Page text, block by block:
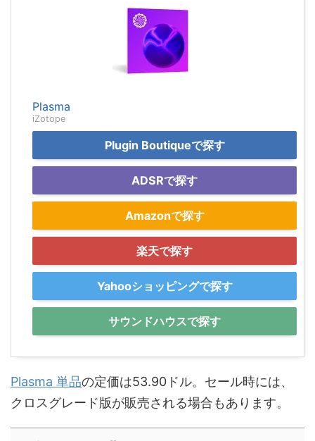
Plasma
iZotope
Plugin Boutiqueで探す
ADSRで探す
Amazonで探す
楽天で探す
Yahooショッピングで探す
サウンドハウスで探す
Plasma 単品の定価は53.90ドル。セール時には、
クロスグレード版が販売される場合もあります。